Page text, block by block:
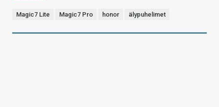
Magic7 Lite Magic7 Pro honor älypuhelimet